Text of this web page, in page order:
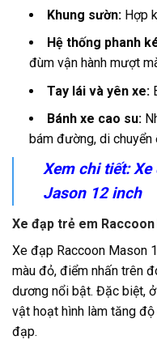
Khung sườn:Hợp
Hệ thống phanh
đùm vận hành mượt
Tay lái và yên xe:
Bánh xe cao su:
bám đường, di chuyển
Xem chi tiết:Xe
Jason 12 inch
Xe đạp trẻ em
Xe đạp Raccoon Mason
màu đỏ, điểm nhấn trên
dương nổi bật. Đặc biệt,
vật hoạt hình làm tăng
đạp.